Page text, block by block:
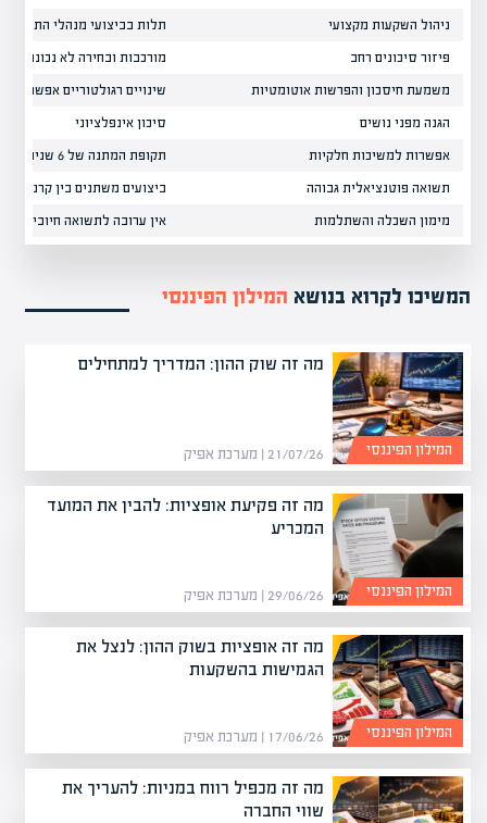
ניהול השקעות מקצועי תלות בביצועי מנהלי התיקים
פיזור סיכונים רחב מורכבות ובחירה לא נכונה
משמעת חיסכון והפרשות אוטומטיות שינויים רגולטוריים אפשריים
הגנה מפני נושים סיכון אינפלציוני
אפשרות למשיכות חלקיות תקופת המתנה של 6 שנים
תשואה פוטנציאלית גבוהה ביצועים משתנים בין קרנות
מימון השכלה והשתלמות אין ערובה לתשואה חיובית
המשיכו לקרוא בנושא המילון הפיננסי
מה זה שוק ההון: המדריך למתחילים
21/07/26 | מערכת אפיק המילון הפיננסי
מה זה פקיעת אופציות: להבין את המועד
המכריע
29/06/26 | מערכת אפיק המילון הפיננסי
מה זה אופציות בשוק ההון: לנצל את
הגמישות בהשקעות
17/06/26 | מערכת אפיק המילון הפיננסי
מה זה מכפיל רווח במניות: להעריך את
שווי החברה